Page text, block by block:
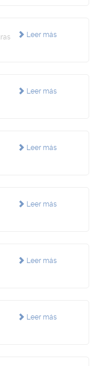
Leer más
Leer más
Leer más
Leer más
Leer más
Leer más